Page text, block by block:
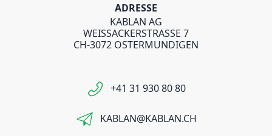
ADRESSE
KABLAN AG
WEISSACKERSTRASSE 7
CH-3072 OSTERMUNDIGEN
+41 31 930 80 80
KABLAN@KABLAN.CH